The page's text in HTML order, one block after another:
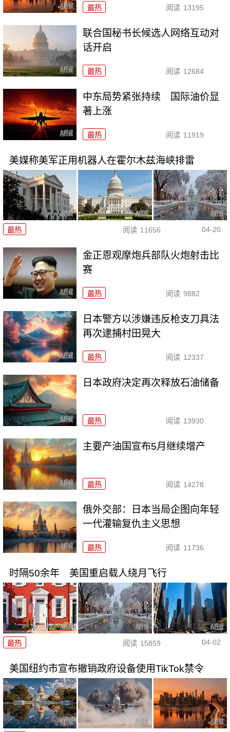
最热 阅读 13195
联合国秘书长候选人网络互动对
话开启
最热 阅读 12684
中东局势紧张持续 国际油价显
著上涨
最热 阅读 11919
美媒称美军正用机器人在霍尔木兹海峡排雷
最热 阅读 11656 04-20
金正恩观摩炮兵部队火炮射击比
赛
最热 阅读 9882
日本警方以涉嫌违反枪支刀具法
再次逮捕村田晃大
最热 阅读 12337
日本政府决定再次释放石油储备
最热 阅读 13930
主要产油国宣布5月继续增产
最热 阅读 14278
俄外交部：日本当局企图向年轻
一代灌输复仇主义思想
最热 阅读 11736
时隔50余年 美国重启载人绕月飞行
最热 阅读 15859 04-02
美国纽约市宣布撤销政府设备使用TikTok禁令